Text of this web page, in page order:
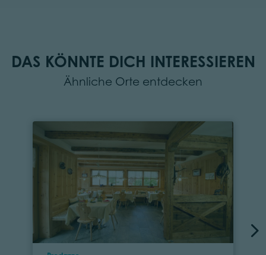
DAS KÖNNTE DICH INTERESSIEREN
Ähnliche Orte entdecken